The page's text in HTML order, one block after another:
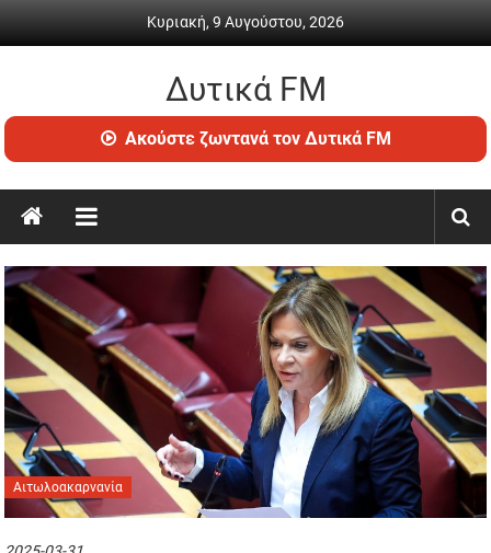
Κυριακή, 9 Αυγούστου, 2026
Δυτικά FM
Ραδιόφωνο
•
ενημέρωση
Ακούστε ζωντανά τον Δυτικά FM
Αιτωλοακαρνανία